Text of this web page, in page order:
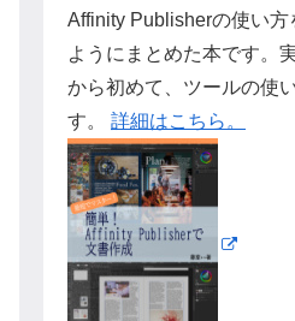
Affinity Publisherの使い方
ようにまとめた本です。
から初めて、ツールの使
す。 詳細はこちら。